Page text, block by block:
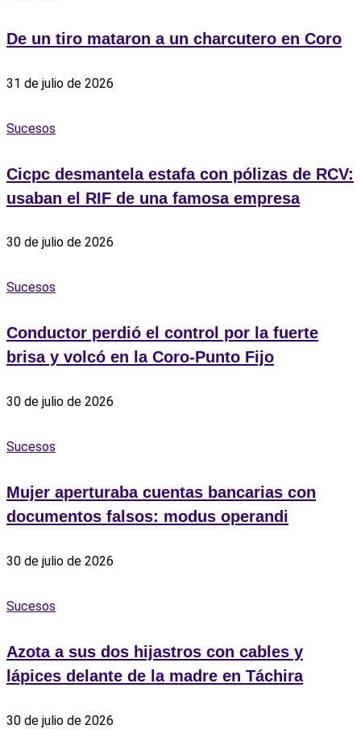
De un tiro mataron a un charcutero en Coro
31 de julio de 2026
Sucesos
Cicpc desmantela estafa con pólizas de RCV:
usaban el RIF de una famosa empresa
30 de julio de 2026
Sucesos
Conductor perdió el control por la fuerte
brisa y volcó en la Coro-Punto Fijo
30 de julio de 2026
Sucesos
Mujer aperturaba cuentas bancarias con
documentos falsos: modus operandi
30 de julio de 2026
Sucesos
Azota a sus dos hijastros con cables y
lápices delante de la madre en Táchira
30 de julio de 2026